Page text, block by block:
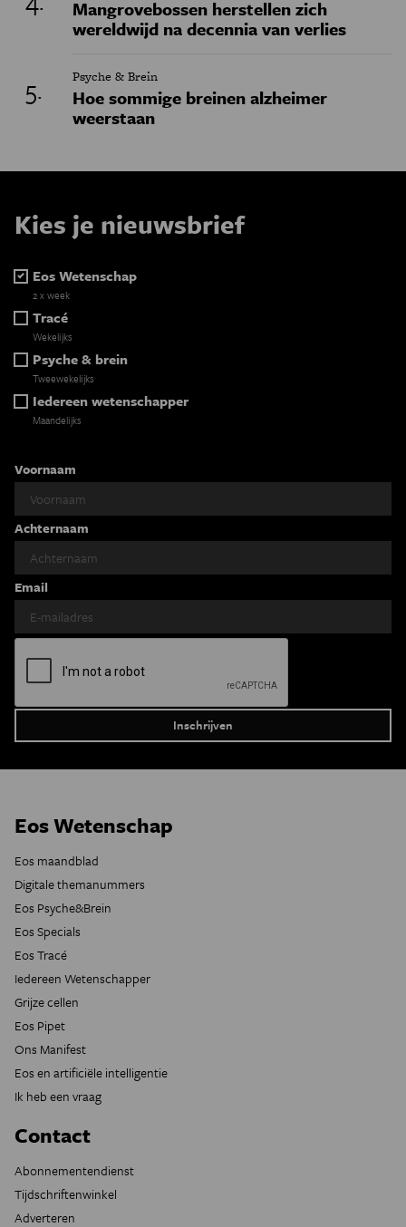
Mangrovebossen herstellen zich
wereldwijd na decennia van verlies
Psyche & Brein
Hoe sommige breinen alzheimer
weerstaan
Kies je nieuwsbrief
Eos Wetenschap
2 x week
Tracé
Wekelijks
Psyche & brein
Tweewekelijks
Iedereen wetenschapper
Maandelijks
Voornaam
Achternaam
Email
Eos Wetenschap
Eos maandblad
Digitale themanummers
Eos Psyche&Brein
Eos Specials
Eos Tracé
Iedereen Wetenschapper
Grijze cellen
Eos Pipet
Ons Manifest
Eos en artificiële intelligentie
Ik heb een vraag
Contact
Abonnementendienst
Tijdschriftenwinkel
Adverteren